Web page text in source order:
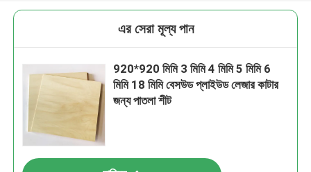
এর সেরা মূল্য পান
920*920 মিমি 3 মিমি 4 মিমি 5 মিমি 6
মিমি 18 মিমি বেসউড প্লাইউড লেজার কাটার
জন্য পাতলা শীট